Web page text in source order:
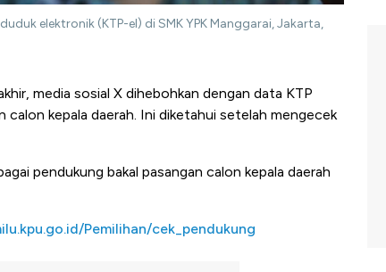
elektronik (KTP-el) di SMK YPK Manggarai, Jakarta,
media sosial X dihebohkan dengan data KTP
kepala daerah. Ini diketahui setelah mengecek
pendukung bakal pasangan calon kepala daerah
Pemilihan/cek_pendukung